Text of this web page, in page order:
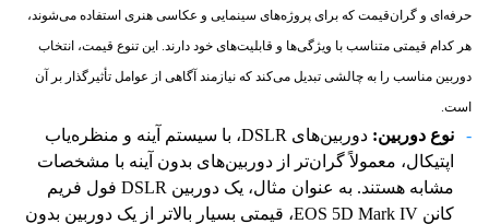
حرفه‌ای و گران‌قیمت که برای پروژه‌های سینمایی و عکاسی هنری استفاده می‌شوند،
هر کدام قیمتی متناسب با ویژگی‌ها و قابلیت‌های خود دارند. این تنوع قیمت، انتخاب
دوربین مناسب را به چالشی تبدیل می‌کند که نیازمند آگاهی از عوامل تأثیرگذار بر آن
است.
نوع دوربین:
دوربین‌های DSLR، با سیستم آینه و منظره‌یاب
اپتیکال، معمولاً گران‌تر از دوربین‌های بدون آینه با مشخصات
مشابه هستند. به عنوان مثال، یک دوربین DSLR فول فریم
کانن EOS 5D Mark IV، قیمتی بسیار بالاتر از یک دوربین بدون